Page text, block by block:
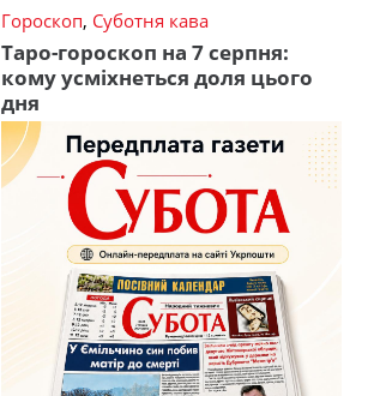
Гороскоп, Суботня кава
Таро-гороскоп на 7 серпня:
кому усміхнеться доля цього
дня